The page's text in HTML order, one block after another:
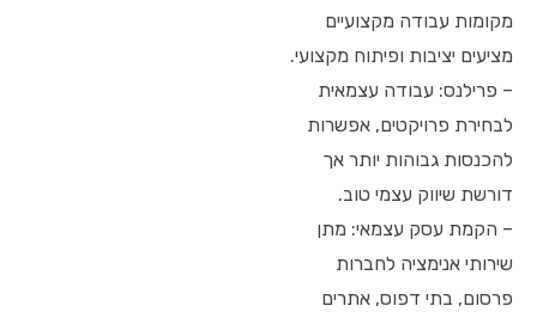
מקומות עבודה מקצועיים
מציעים יציבות ופיתוח מקצועי.
– פרילנס: עבודה עצמאית
לבחירת פרויקטים, אפשרות
להכנסות גבוהות יותר אך
דורשת שיווק עצמי טוב.
– הקמת עסק עצמאי: מתן
שירותי אנימציה לחברות
פרסום, בתי דפוס, אתרים